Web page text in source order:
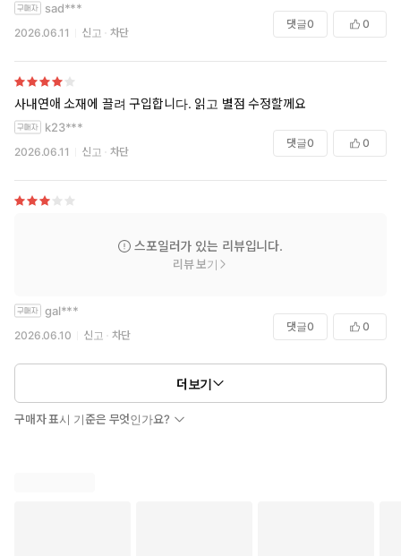
sad***
2026.06.11 신고 차단
댓글0 0
사내연애 소재에 끌려 구입합니다. 읽고 별점 수정할께요
k23***
2026.06.11 신고 차단
댓글0 0
스포일러가 있는 리뷰입니다.
리뷰 보기
gal***
2026.06.10 신고 차단
댓글0 0
더보기
구매자 표시 기준은 무엇인가요?